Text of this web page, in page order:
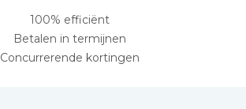
100% efficiënt
Betalen in termijnen
Concurrerende kortingen